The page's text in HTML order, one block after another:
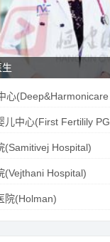
心
儿中心(First Fertilily
(Samitivej Hospital)
(Vejthani Hospital)
院(Holman)